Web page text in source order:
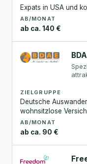
Expats in USA und
AB/MONAT
ab ca. 140 €
ZIELGRUPPE
Deutsche
wohnsitzlose
AB/MONAT
ab ca. 90 €